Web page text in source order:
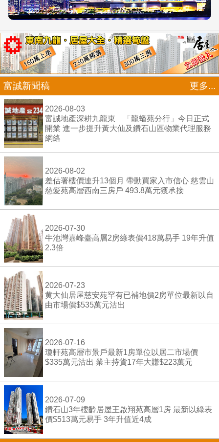
富誠新聞稿 更多...
2026-08-03
富誠地產深耕九龍東 「龍蟠苑分行」今日正式
開業 進一步提升黃大仙及鑽石山區物業代理服務
網絡
2026-08-02
差估署樓價連升13個月 帶動買家入市信心 慈雲山
慈愛苑高層西南三房戶 493.8萬元獲承接
2026-07-30
牛池灣嘉峰臺高層2房綠表價418萬易手 19年升值
2.3倍
2026-07-23
黄大仙居屋慈安苑罕有已補地價2房單位最新以自
由市場價$535萬元沽出
2026-07-16
瓊軒苑高層市景戶最新1房單位以居二市場價
$335萬元沽出 業主持貨17年大賺$223萬元
2026-07-09
鑽石山3年樓齡居屋王啟翔苑高層1房 最新以綠表
價$513萬元易手 3年升值近4成